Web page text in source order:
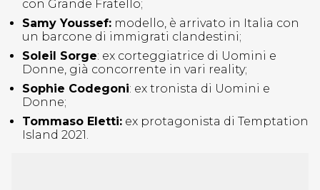
con Grande Fratello;
Samy Youssef: modello, è arrivato in Italia con
un barcone di immigrati clandestini;
Soleil Sorge: ex corteggiatrice di Uomini e
Donne, già concorrente in vari reality;
Sophie Codegoni: ex tronista di Uomini e
Donne;
Tommaso Eletti: ex protagonista di Temptation
Island 2021.